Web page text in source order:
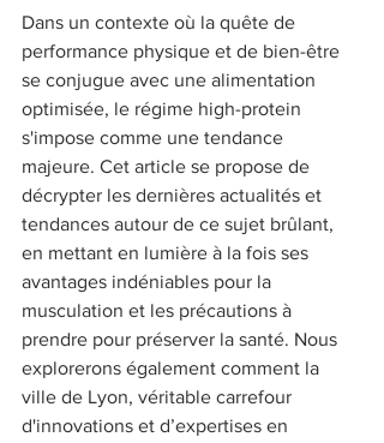
Dans un contexte où la quête de
performance physique et de bien-être
se conjugue avec une alimentation
optimisée, le régime high-protein
s'impose comme une tendance
majeure. Cet article se propose de
décrypter les dernières actualités et
tendances autour de ce sujet brûlant,
en mettant en lumière à la fois ses
avantages indéniables pour la
musculation et les précautions à
prendre pour préserver la santé. Nous
explorerons également comment la
ville de Lyon, véritable carrefour
d'innovations et d’expertises en